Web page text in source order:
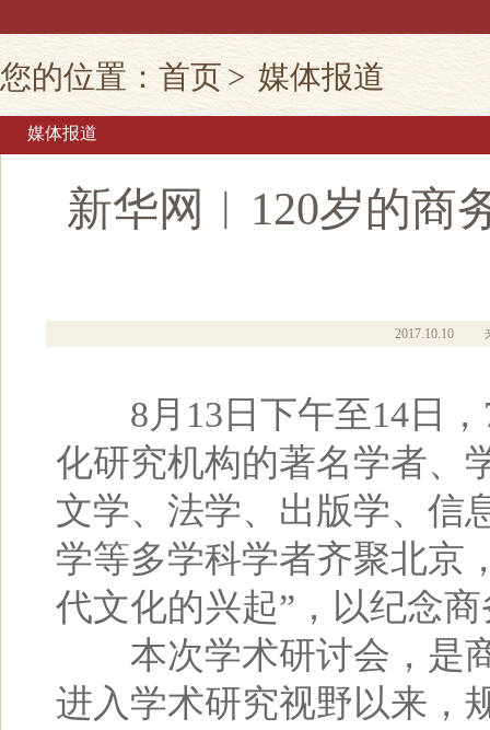
您的位置： 首页 > 媒体报道
媒体报道
新华网︱120岁的商
2017.10.10
8月13日下午至14日，
化研究机构的著名学者、
文学、法学、出版学、信
学等多学科学者齐聚北京
代文化的兴起”，以纪念
本次学术研讨会，是商
进入学术研究视野以来，